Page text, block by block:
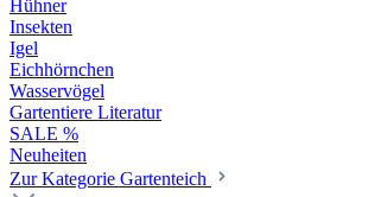
Hühner
Insekten
Igel
Eichhörnchen
Wasservögel
Gartentiere Literatur
SALE %
Neuheiten
Zur Kategorie Gartenteich